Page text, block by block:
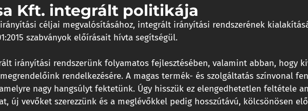
Kft. integrált politikája
céljai megvalósításához, integrált irányítási rendszerének
szabványok előírásait hívta segítségül.
irányítási rendszerünk folyamatos fejlesztésében, valamint abban, hogy
rendelkezésére. A magas termék- és szolgáltatás színvonal
nagy hangsúlyt fektetünk. Úgy hisszük ez elengedhetetlen feltétele
új vevőket szerezzünk és a meglévőkkel pedig hosszútávú, kölcsönösen